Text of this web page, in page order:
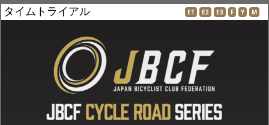
タイムトライアル E1 E2 E3 F Y M